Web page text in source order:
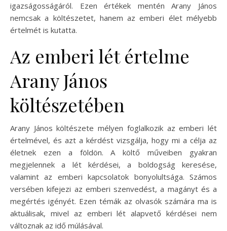
igazságosságáról. Ezen értékek mentén Arany János
nemcsak a költészetet, hanem az emberi élet mélyebb
értelmét is kutatta.
Az emberi lét értelme
Arany János
költészetében
Arany János költészete mélyen foglalkozik az emberi lét
értelmével, és azt a kérdést vizsgálja, hogy mi a célja az
életnek ezen a földön. A költő műveiben gyakran
megjelennek a lét kérdései, a boldogság keresése,
valamint az emberi kapcsolatok bonyolultsága. Számos
versében kifejezi az emberi szenvedést, a magányt és a
megértés igényét. Ezen témák az olvasók számára ma is
aktuálisak, mivel az emberi lét alapvető kérdései nem
változnak az idő múlásával.